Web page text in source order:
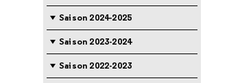
Saison 2024-2025
Saison 2023-2024
Saison 2022-2023